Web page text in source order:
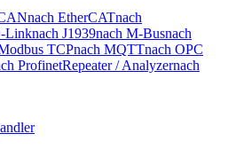
nach EtherCATnach
Linknach J1939nach M-Busnach
TCPnach MQTTnach OPC
ProfinetRepeater / Analyzernach